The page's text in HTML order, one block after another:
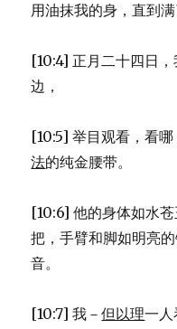
用油抹我的身，直到满
[10:4] 正月二十四日，
边，
[10:5] 举目观看，看
法的纯金腰带。
[10:6] 他的身体如水
把，手臂和脚如明亮
音。
[10:7] 我－但以理一